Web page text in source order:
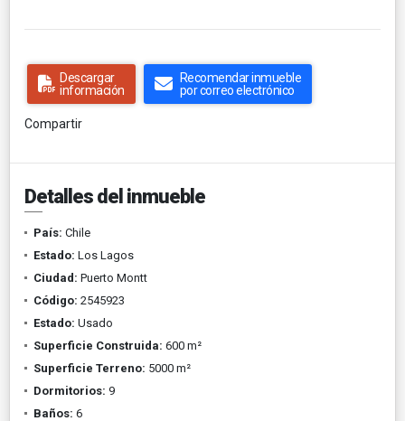
Descargar
información
Recomendar inmueble
por correo electrónico
Compartir
Detalles del inmueble
País: Chile
Estado: Los Lagos
Ciudad: Puerto Montt
Código: 2545923
Estado: Usado
Superficie Construida: 600 m²
Superficie Terreno: 5000 m²
Dormitorios: 9
Baños: 6